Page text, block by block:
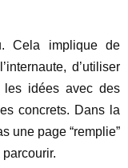
Cela implique de
d’utiliser
les idées avec des
concrets. Dans la
une page “remplie”